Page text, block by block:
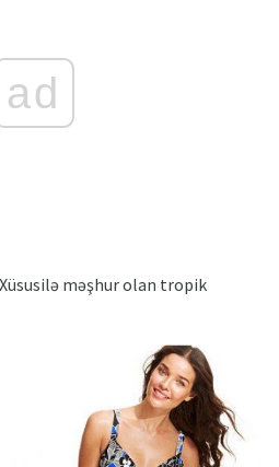
ad
məşhur olan tropik